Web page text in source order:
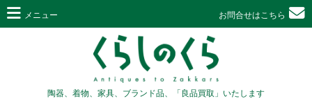
メニュー お問合せはこちら
陶器、着物、家具、ブランド品、「良品買取」いたします